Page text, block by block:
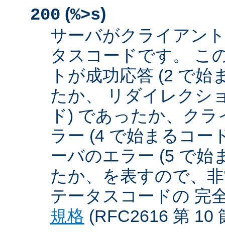
200 (%>s)
サーバがクライアン
タスコードです。 こ
トが成功応答 (2 で始
たか、 リダイレクシ
ド) であったか、ク
ラー (4 で始まるコー
ーバのエラー (5 で始
たか、を表すので、
テータスコードの 完
規格 (RFC2616 第 10